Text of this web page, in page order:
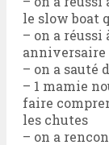
le slow boat
– on a réussi
anniversaire
– on a sauté
– 1 mamie
faire
les chutes
– on a